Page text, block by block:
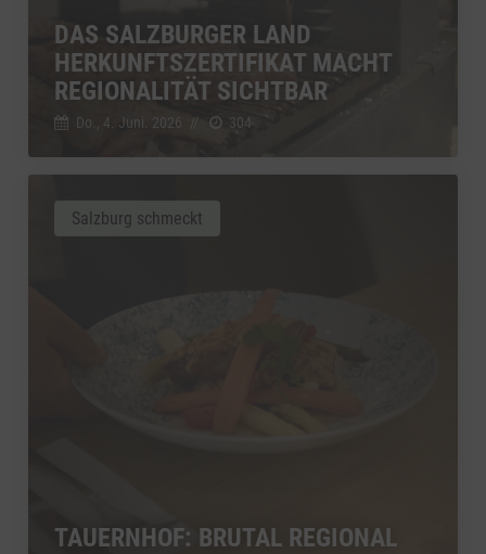
DAS SALZBURGER LAND
HERKUNFTSZERTIFIKAT MACHT
REGIONALITÄT SICHTBAR
Do., 4. Juni. 2026 // 304
TAUERNHOF: BRUTAL REGIONAL
Salzburg schmeckt